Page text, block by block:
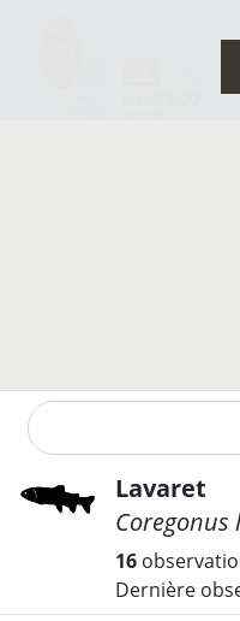
Lavaret
Coregonus
16
Dernière